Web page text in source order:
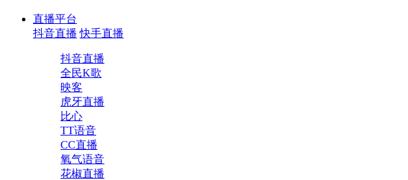
直播平台
抖音直播 快手直播
抖音直播
全民K歌
映客
虎牙直播
比心
TT语音
CC直播
氧气语音
花椒直播